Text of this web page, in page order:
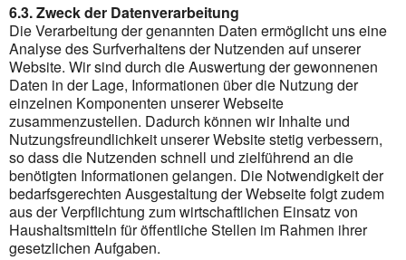
6.3. Zweck der Datenverarbeitung
Die Verarbeitung der genannten Daten ermöglicht uns eine
Analyse des Surfverhaltens der Nutzenden auf unserer
Website. Wir sind durch die Auswertung der gewonnenen
Daten in der Lage, Informationen über die Nutzung der
einzelnen Komponenten unserer Webseite
zusammenzustellen. Dadurch können wir Inhalte und
Nutzungsfreundlichkeit unserer Website stetig verbessern,
so dass die Nutzenden schnell und zielführend an die
benötigten Informationen gelangen. Die Notwendigkeit der
bedarfsgerechten Ausgestaltung der Webseite folgt zudem
aus der Verpflichtung zum wirtschaftlichen Einsatz von
Haushaltsmitteln für öffentliche Stellen im Rahmen ihrer
gesetzlichen Aufgaben.